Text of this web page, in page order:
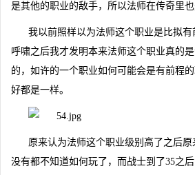
是其他的职业的敌手，所以法师在传奇里也
我以前照样以为法师这个职业是比拟
呼啸之后我才发明本来法师这个职业真的
的，如许的一个职业如何可能会是有前程
好都是一样。
原来认为法师这个职业级别高了之后
没有都不知道如何玩了，而战士到了35之